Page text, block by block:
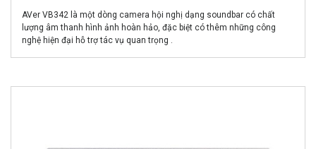
AVer VB342 là một dòng camera hội nghị dạng soundbar có chất
lượng âm thanh hình ảnh hoàn hảo, đặc biệt có thêm những công
nghệ hiện đại hỗ trợ tác vụ quan trọng .